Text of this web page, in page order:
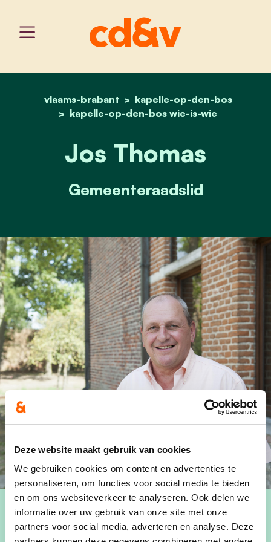
Deze website maakt gebruik van cookies
We gebruiken cookies om content en advertenties te
personaliseren, om functies voor social media te bieden
en om ons websiteverkeer te analyseren. Ook delen we
informatie over uw gebruik van onze site met onze
partners voor social media, adverteren en analyse. Deze
home
vlaams-brabant
kapelle-op-den-bos
kapelle-op-den-bos wie-is-wie
jos thomas
Jos Thomas
Gemeenteraadslid